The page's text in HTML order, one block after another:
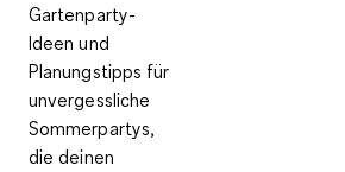
Gartenparty-
Ideen und
Planungstipps für
unvergessliche
Sommerpartys,
die deinen